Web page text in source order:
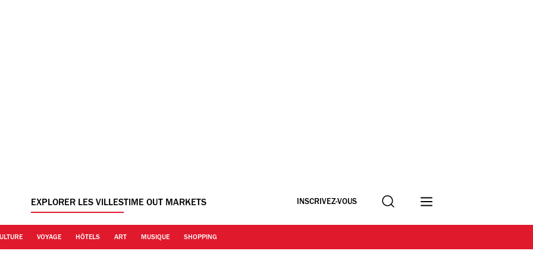
EXPLORER LES VILLESTIME OUT MARKETS INSCRIVEZ-VOUS Recherche
VOYAGE HÔTELS ART MUSIQUE SHOPPING